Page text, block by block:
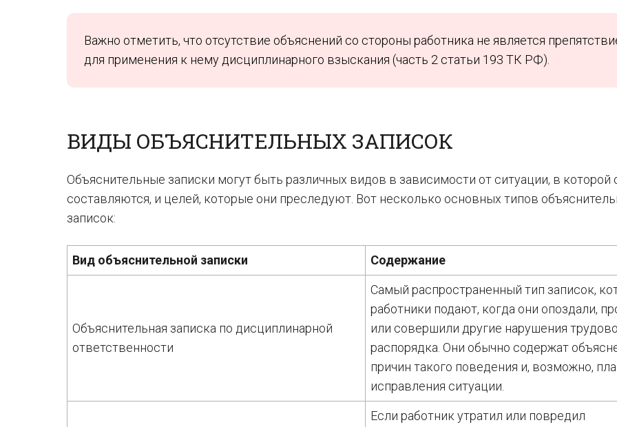
Важно отметить, что отсутствие объяснений со стороны работника не является
для применения к нему дисциплинарного взыскания (часть 2 статьи 193 ТК РФ).
ВИДЫ ОБЪЯСНИТЕЛЬНЫХ ЗАПИСОК
Объяснительные записки могут быть различных видов в зависимости от ситуации, в которой
составляются, и целей, которые они преследуют. Вот несколько основных типов
записок:
Вид объяснительной записки Содержание
Объяснительная записка по дисциплинарной
ответственности
Самый распространенный тип записок,
работники подают, когда они опоздали,
или совершили другие нарушения
распорядка. Они обычно содержат
причин такого поведения и, возможно,
исправления ситуации.
Если работник утратил или повредил